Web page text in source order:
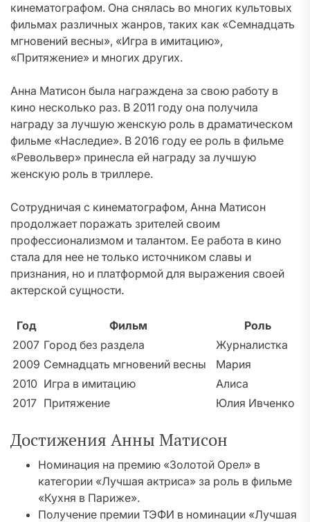
кинематографом. Она снялась во многих культовых
фильмах различных жанров, таких как «Семнадцать
мгновений весны», «Игра в имитацию»,
«Притяжение» и многих других.
Анна Матисон была награждена за свою работу в
кино несколько раз. В 2011 году она получила
награду за лучшую женскую роль в драматическом
фильме «Наследие». В 2016 году ее роль в фильме
«Револьвер» принесла ей награду за лучшую
женскую роль в триллере.
Сотрудничая с кинематографом, Анна Матисон
продолжает поражать зрителей своим
профессионализмом и талантом. Ее работа в кино
стала для нее не только источником славы и
признания, но и платформой для выражения своей
актерской сущности.
Год Фильм
Роль
2007 Город без раздела
Журналистка
2009 Семнадцать мгновений весны
Мария
2010 Игра в имитацию
Алиса
2017 Притяжение Юлия Ивченко
Достижения Анны Матисон
Номинация на премию «Золотой Орел» в
категории «Лучшая актриса» за роль в фильме
«Кухня в Париже».
Получение премии ТЭФИ в номинации «Лучшая